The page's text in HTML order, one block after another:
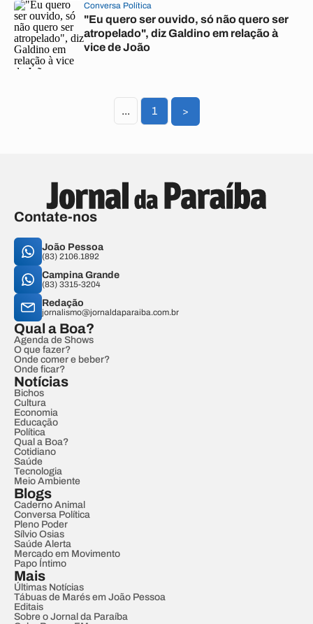
Conversa Política
"Eu quero ser ouvido, só não quero ser
atropelado", diz Galdino em relação à
vice de João
... 1 >
Contate-nos
João Pessoa
(83) 2106.1892
Campina Grande
(83) 3315-3204
Redação
jornalismo@jornaldaparaiba.com.br
Qual a Boa?
Agenda de Shows
O que fazer?
Onde comer e beber?
Onde ficar?
Notícias
Bichos
Cultura
Economia
Educação
Política
Qual a Boa?
Cotidiano
Saúde
Tecnologia
Meio Ambiente
Blogs
Caderno Animal
Conversa Política
Pleno Poder
Sílvio Osias
Saúde Alerta
Mercado em Movimento
Papo Íntimo
Mais
Últimas Notícias
Tábuas de Marés em João Pessoa
Editais
Sobre o Jornal da Paraíba